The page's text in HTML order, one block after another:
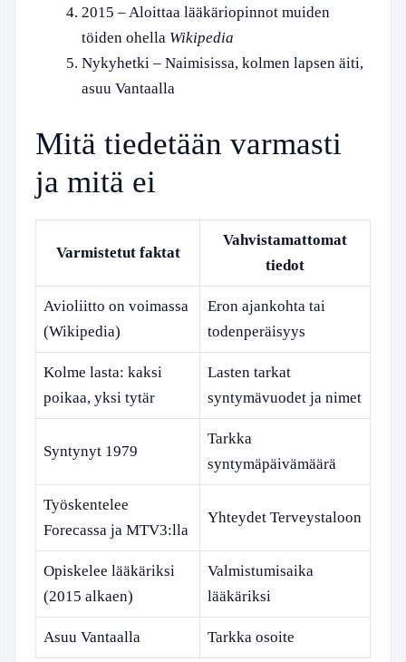
2015 – Aloittaa lääkäriopinnot muiden
töiden ohella Wikipedia
Nykyhetki – Naimisissa, kolmen lapsen äiti,
asuu Vantaalla
Mitä tiedetään varmasti
ja mitä ei
Varmistetut faktat
Vahvistamattomat
tiedot
Avioliitto on voimassa
(Wikipedia)
Eron ajankohta tai
todenperäisyys
Kolme lasta: kaksi
poikaa, yksi tytär
Lasten tarkat
syntymävuodet ja nimet
Syntynyt 1979
Tarkka
syntymäpäivämäärä
Työskentelee
Forecassa ja MTV3:lla
Yhteydet Terveystaloon
Opiskelee lääkäriksi
(2015 alkaen)
Valmistumisaika
lääkäriksi
Asuu Vantaalla Tarkka osoite